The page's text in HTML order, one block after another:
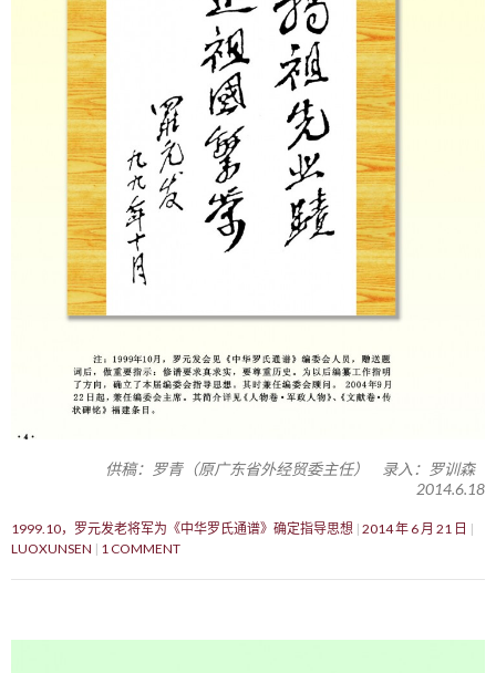
供稿：罗青（原广东省外经贸委主任） 录入：罗训森
2014.6.18
1999.10，罗元发老将军为《中华罗氏通谱》确定指导思想 2014 年 6 月 21 日
LUOXUNSEN
1 COMMENT